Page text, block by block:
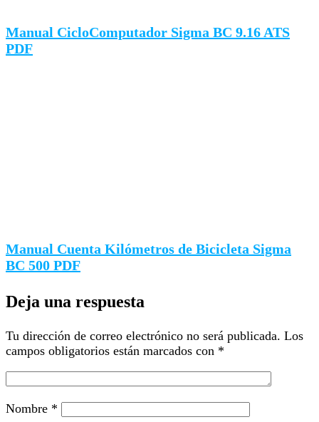
Manual CicloComputador Sigma BC 9.16 ATS
PDF
Manual Cuenta Kilómetros de Bicicleta Sigma
BC 500 PDF
Deja una respuesta
Tu dirección de correo electrónico no será publicada. Los
campos obligatorios están marcados con *
Nombre *